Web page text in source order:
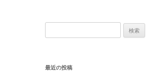
索:
最近の投稿